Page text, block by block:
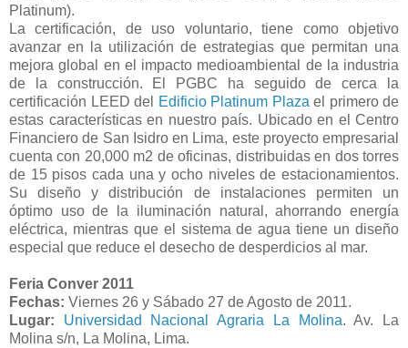
Platinum).
La certificación, de uso voluntario, tiene como objetivo
avanzar en la utilización de estrategias que permitan una
mejora global en el impacto medioambiental de la industria
de la construcción. El PGBC ha seguido de cerca la
certificación LEED del
Edificio Platinum Plaza el primero de
estas características en nuestro país. Ubicado en el Centro
Financiero de San Isidro en Lima, este proyecto empresarial
cuenta con 20,000 m2 de oficinas, distribuidas en dos torres
de 15 pisos cada una y ocho niveles de estacionamientos.
Su diseño y distribución de instalaciones permiten un
óptimo uso de la iluminación natural, ahorrando energía
eléctrica, mientras que el sistema de agua tiene un diseño
especial que reduce el desecho de desperdicios al mar.
Feria Conver 2011
Fechas: Viernes 26 y Sábado 27 de Agosto de 2011.
Lugar:
Universidad Nacional Agraria La Molina. Av. La
Molina s/n, La Molina, Lima.